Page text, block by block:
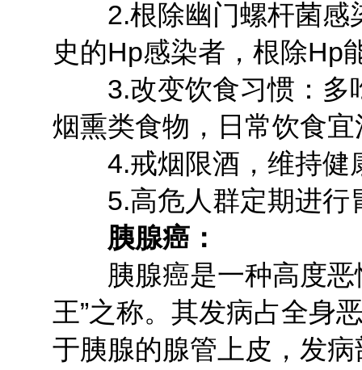
2.根除幽门螺杆菌感
史的Hp感染者，根除Hp
3.改变饮食习惯：多
烟熏类食物，日常饮食
4.戒烟限酒，维持健
5.高危人群定期进行
胰腺癌：
胰腺癌是一种高度恶
王”之称。其发病占全身
于胰腺的腺管上皮，发